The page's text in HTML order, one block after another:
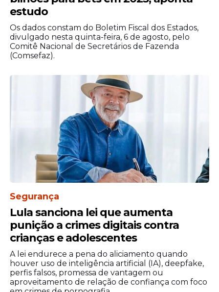
"No dia 14/11/25, o ministro Nunes Marques e
de Camilla, casada com o desembargador
Newton Ramos, que foi colega do ministro
no TRF-1. Camilla convidou o ministro e
pelo voo e detalhes da viagem", afirmou em
O ministro Alexandre de Moraes e sua
mulher, a advogada Viviane Barci de
Moraes, também pegaram voos em
aeronaves particulares de uma empresa
estudo
Os dados constam do Boletim Fiscal dos Estados,
divulgado nesta quinta-feira, 6 de agosto, pelo
Comitê Nacional de Secretários de Fazenda
(Comsefaz).
Segurança
Lula sanciona lei que aumenta
punição a crimes digitais contra
crianças e adolescentes
A lei endurece a pena do aliciamento quando
houver uso de inteligência artificial (IA), deepfake,
perfis falsos, promessa de vantagem ou
aproveitamento de relação de confiança com foco